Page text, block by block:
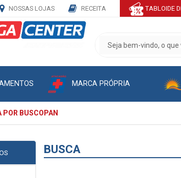
NOSSAS LOJAS RECEITA TABLOIDE
MARCA PRÓPRIA
POR BUSCOPAN
BUSCA